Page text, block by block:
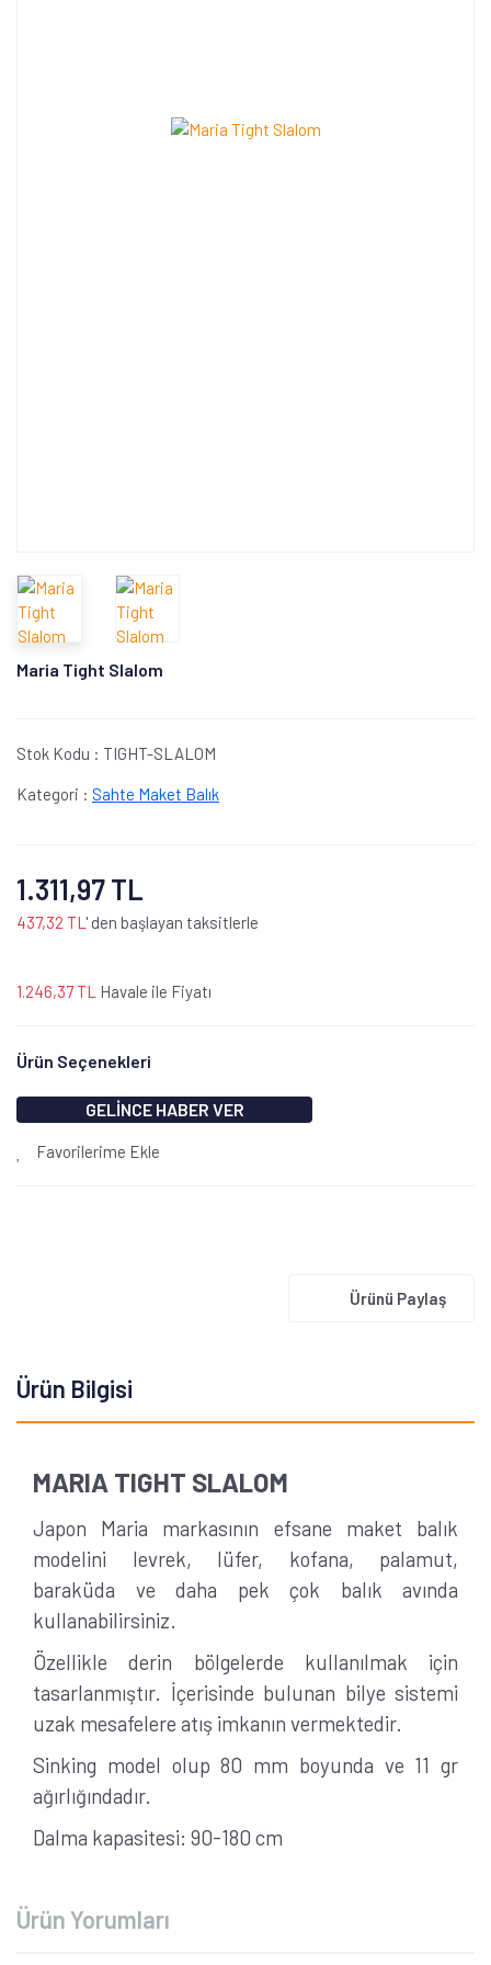
Maria Tight Slalom
Stok Kodu : TIGHT-SLALOM
Kategori : Sahte Maket Balık
1.311,97 TL
437,32 TL ' den başlayan taksitlerle
1.246,37 TL Havale ile Fiyatı
Ürün Seçenekleri
GELİNCE HABER VER
Favorilerime Ekle
Ürünü Paylaş
Ürün Bilgisi
MARIA TIGHT SLALOM
Japon Maria markasının efsane maket balık
modelini levrek, lüfer, kofana, palamut,
baraküda ve daha pek çok balık avında
kullanabilirsiniz.
Özellikle derin bölgelerde kullanılmak için
tasarlanmıştır. İçerisinde bulunan bilye sistemi
uzak mesafelere atış imkanın vermektedir.
Sinking model olup 80 mm boyunda ve 11 gr
ağırlığındadır.
Dalma kapasitesi: 90-180 cm
Ürün Yorumları